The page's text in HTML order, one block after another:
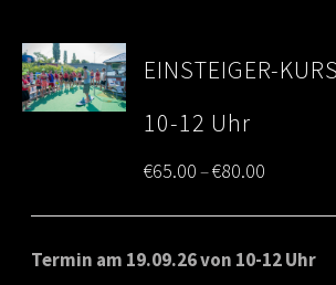
EINSTEIGER-
10-12 Uhr
€65.00–€80.00
range:
€65.00
Termin am 19.09.26 von 10-12 Uhr